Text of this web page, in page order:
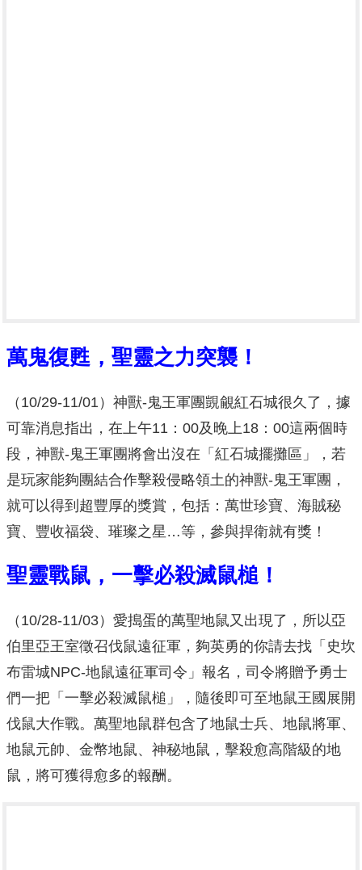
萬鬼復甦，聖靈之力突襲！
（10/29-11/01）神獸-鬼王軍團覬覦紅石城很久了，據
可靠消息指出，在上午11：00及晚上18：00這兩個時
段，神獸-鬼王軍團將會出沒在「紅石城擺攤區」，若
是玩家能夠團結合作擊殺侵略領土的神獸-鬼王軍團，
就可以得到超豐厚的獎賞，包括：萬世珍寶、海賊秘
寶、豐收福袋、璀璨之星…等，參與捍衛就有獎！
聖靈戰鼠，一擊必殺滅鼠槌！
（10/28-11/03）愛搗蛋的萬聖地鼠又出現了，所以亞
伯里亞王室徵召伐鼠遠征軍，夠英勇的你請去找「史坎
布雷城NPC-地鼠遠征軍司令」報名，司令將贈予勇士
們一把「一擊必殺滅鼠槌」，隨後即可至地鼠王國展開
伐鼠大作戰。萬聖地鼠群包含了地鼠士兵、地鼠將軍、
地鼠元帥、金幣地鼠、神秘地鼠，擊殺愈高階級的地
鼠，將可獲得愈多的報酬。